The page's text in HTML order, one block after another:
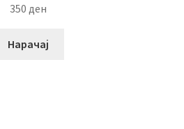
350 ден
Нарачај